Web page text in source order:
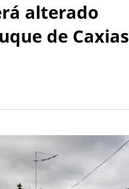
alterado
de Caxias